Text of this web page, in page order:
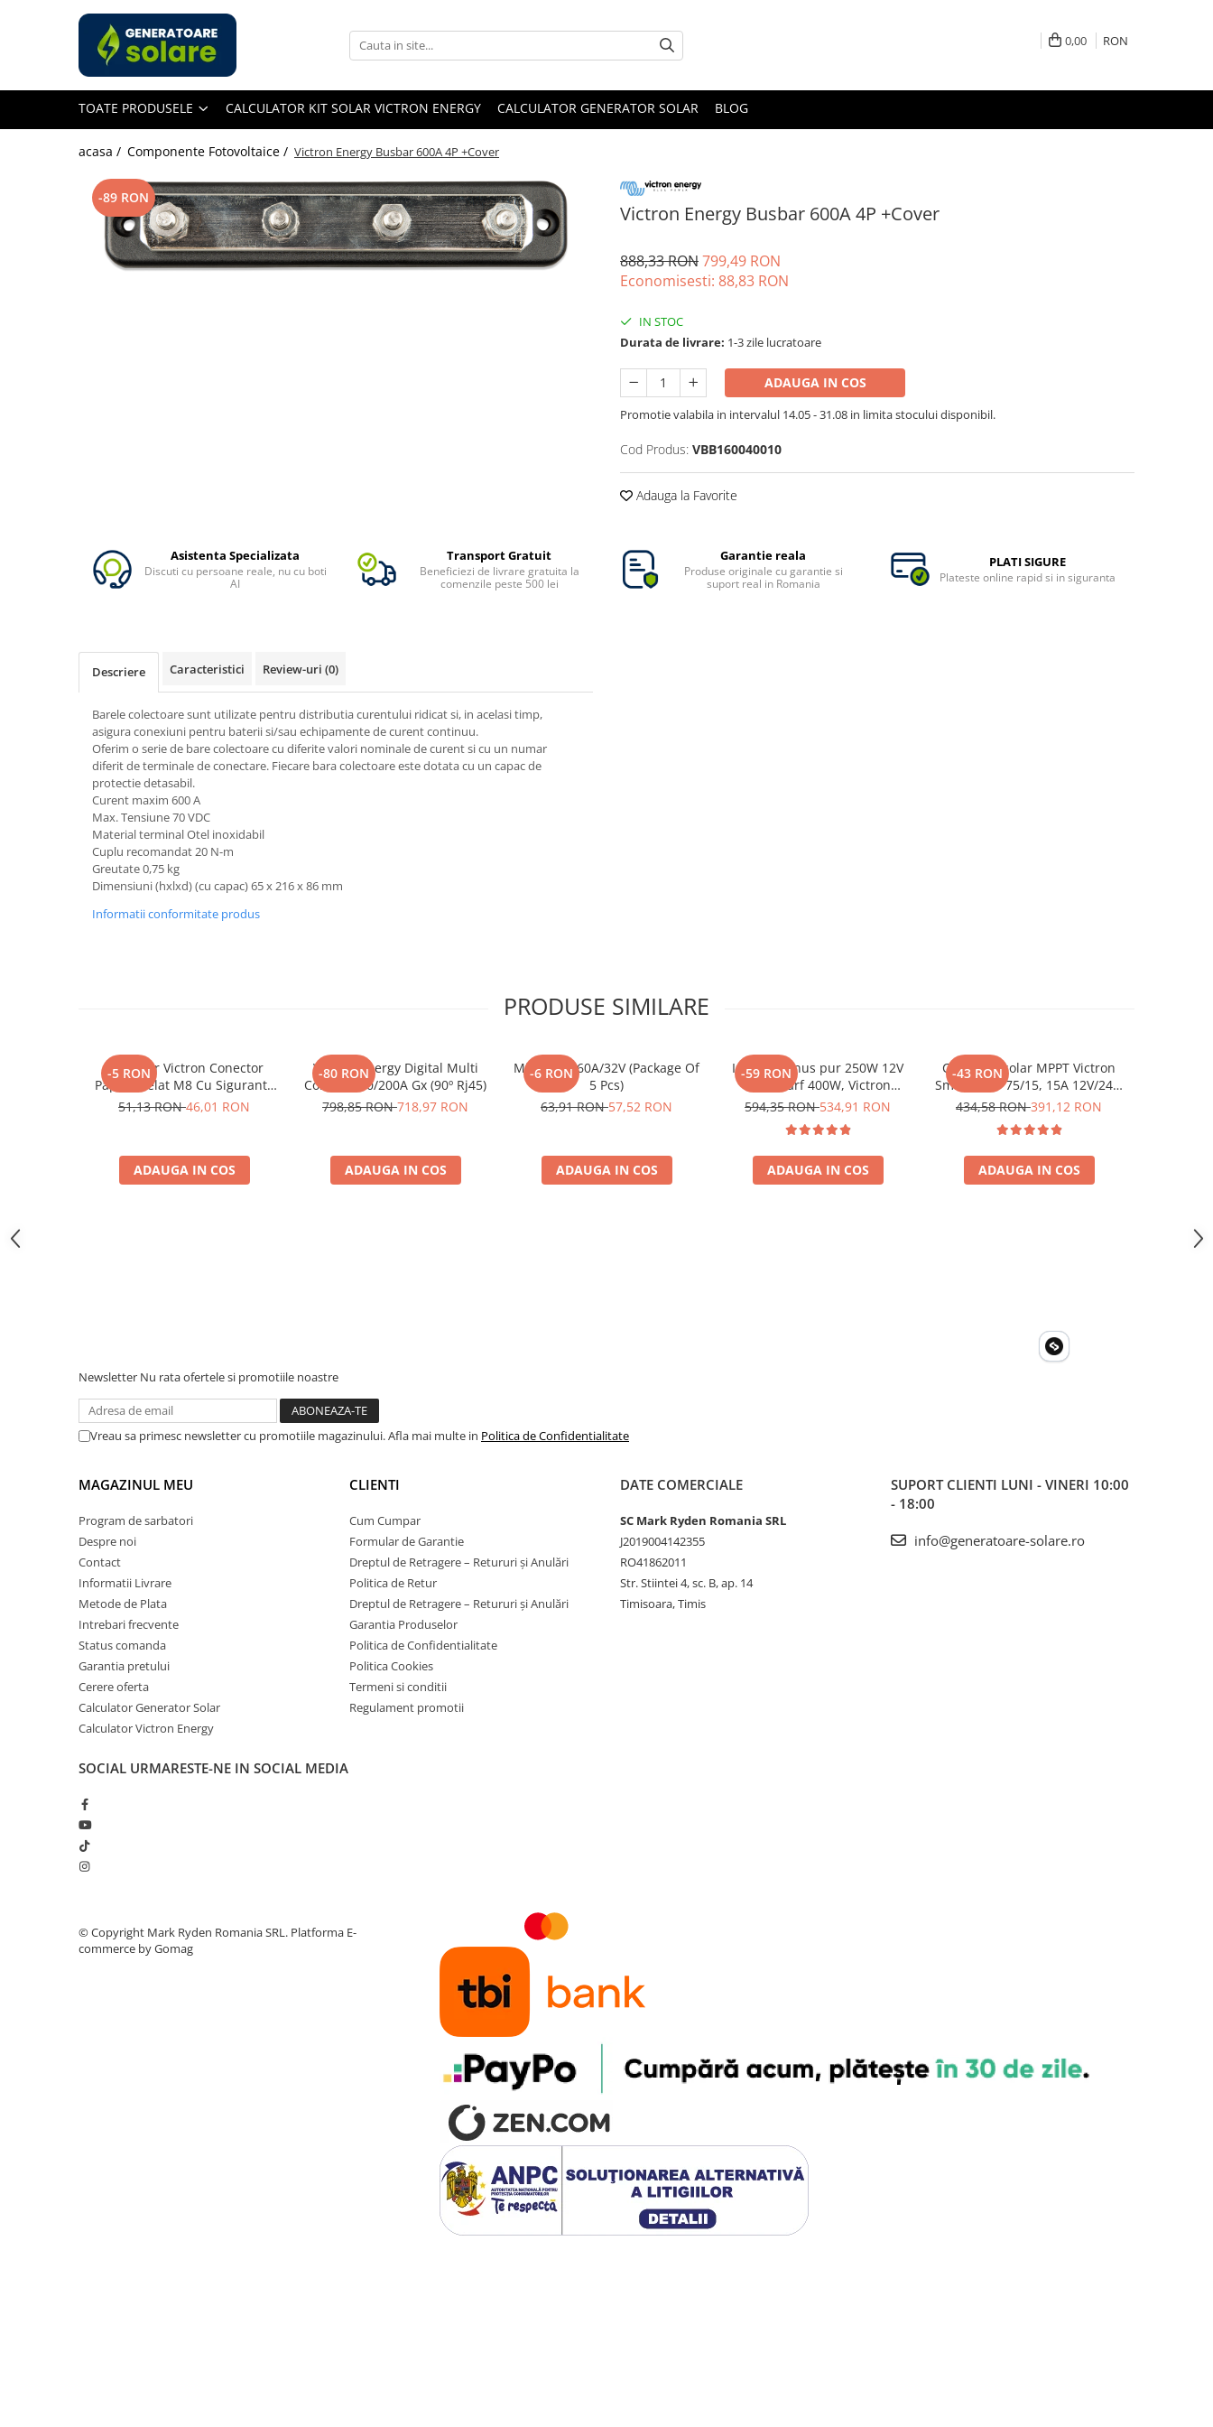
Toate Produsele
Cauta dupa capacitate
Intre 1000-2000W
Intre 2000-3000W
Cauta dupa marca
Intre 2000-3000W
Toate generatoarele
Panouri Solare Pliabile
Cauta dupa marca
Incarcatoare solare MPPT
Incarcatoare solare PWM
Cabluri panouri fotovoltaice
Cabluri pentru echipamente
Accesorii
Acumulatori de stocare
Componente sisteme de balcon
Iluminat solar
Acumulatori Standard Plumb
Acumulatori Litiu
Acumulatori Gel
Acumulatori Moto
Electronice
Invertoare Tensiune
Roboti Pornire Auto
Statii de incarcare vehicule
UPS Centrale Termice
Instrumente de masura
Anemometre
Clampmetre
0,00 RON
TOATE PRODUSELE CALCULATOR KIT SOLAR VICTRON ENERGY CALCULATOR GENERATOR SOLAR BLOG
acasa / Componente Fotovoltaice / Victron Energy Busbar 600A 4P +Cover
Victron Energy Busbar 600A 4P +Cover
-89 RON
888,33 RON799,49 RON
Economisesti: 88,83 RON
IN STOC
Durata de livrare: 1-3 zile lucratoare
ADAUGA IN COS
Promotie valabila in intervalul 14.05 - 31.08 in limita stocului disponibil.
Cod Produs: VBB160040010
Adauga la Favorite
Asistenta Specializata
Discuti cu persoane reale, nu cu boti
AI
Transport Gratuit
Beneficiezi de livrare gratuita la
comenzile peste 500 lei
Garantie reala
Produse originale cu garantie si
suport real in Romania
PLATI SIGURE
Plateste online rapid si in siguranta
Descriere Caracteristici Review-uri (0)
Barele colectoare sunt utilizate pentru distributia curentului ridicat si, in acelasi timp,
asigura conexiuni pentru baterii si/sau echipamente de curent continuu.
Oferim o serie de bare colectoare cu diferite valori nominale de curent si cu un numar
diferit de terminale de conectare. Fiecare bara colectoare este dotata cu un capac de
protectie detasabil.
Curent maxim 600 A
Max. Tensiune 70 VDC
Material terminal Otel inoxidabil
Cuplu recomandat 20 N-m
Greutate 0,75 kg
Dimensiuni (hxlxd) (cu capac) 65 x 216 x 86 mm
Informatii conformitate produs
PRODUSE SIMILARE
-5 RON
Conector Victron Conector
Papuc Inelat M8 Cu Siguranta
Fuzibila Ato De 30A
51,13 RON46,01 RON
ADAUGA IN COS
-80 RON
Victron Energy Digital Multi
Control 200/200A Gx (90º Rj45)
798,85 RON718,97 RON
ADAUGA IN COS
-6 RON
Midi-Fuse 60A/32V (Package Of
5 Pcs)
63,91 RON57,52 RON
ADAUGA IN COS
-59 RON
Invertor sinus pur 250W 12V
230V, varf 400W, Victron
Phoenix, pentru auto, panouri
594,35 RON534,91 RON
ADAUGA IN COS
-43 RON
Controler solar MPPT Victron
SmartSolar 75/15, 15A 12V/24V,
cu Bluetooth integrat
434,58 RON391,12 RON
ADAUGA IN COS
Newsletter Nu rata ofertele si promotiile noastre
Vreau sa primesc newsletter cu promotiile magazinului. Afla mai multe in Politica de Confidentialitate
MAGAZINUL MEU
Program de sarbatori
Despre noi
Contact
Informatii Livrare
Metode de Plata
Intrebari frecvente
Status comanda
Garantia pretului
Cerere oferta
Calculator Generator Solar
Calculator Victron Energy
CLIENTI
Cum Cumpar
Formular de Garantie
Dreptul de Retragere – Retururi și Anulări
Politica de Retur
Dreptul de Retragere – Retururi și Anulări
Garantia Produselor
Politica de Confidentialitate
Politica Cookies
Termeni si conditii
Regulament promotii
DATE COMERCIALE
SC Mark Ryden Romania SRL
J2019004142355
RO41862011
Str. Stiintei 4, sc. B, ap. 14
Timisoara, Timis
SUPORT CLIENTI LUNI - VINERI 10:00
- 18:00
info@generatoare-solare.ro
SOCIAL URMARESTE-NE IN SOCIAL MEDIA
©️ Copyright Mark Ryden Romania SRL. Platforma E-
commerce by Gomag